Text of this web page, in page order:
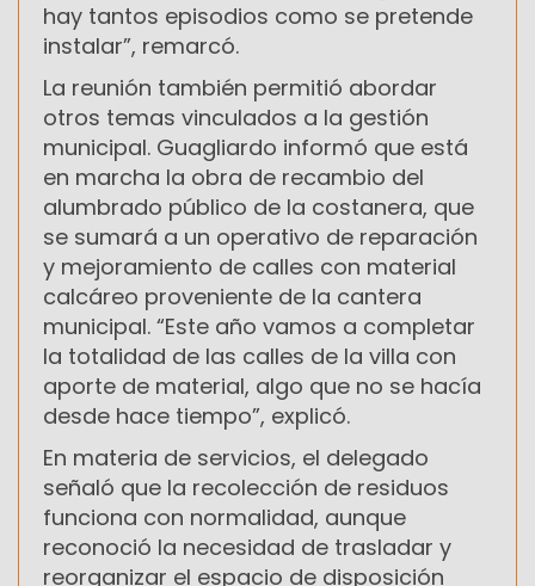
hay tantos episodios como se pretende
instalar”, remarcó.
La reunión también permitió abordar
otros temas vinculados a la gestión
municipal. Guagliardo informó que está
en marcha la obra de recambio del
alumbrado público de la costanera, que
se sumará a un operativo de reparación
y mejoramiento de calles con material
calcáreo proveniente de la cantera
municipal. “Este año vamos a completar
la totalidad de las calles de la villa con
aporte de material, algo que no se hacía
desde hace tiempo”, explicó.
En materia de servicios, el delegado
señaló que la recolección de residuos
funciona con normalidad, aunque
reconoció la necesidad de trasladar y
reorganizar el espacio de disposición